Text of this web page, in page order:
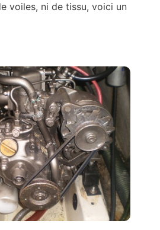
voiles, ni de tissu, voici un